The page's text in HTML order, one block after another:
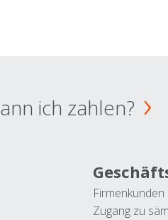
ich zahlen?
Zugang zu